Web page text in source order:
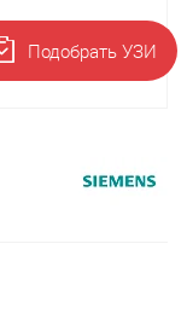
Подобрать УЗИ